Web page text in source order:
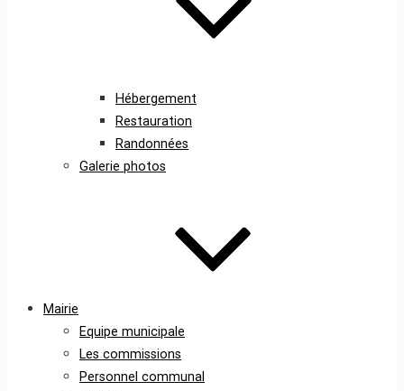
Hébergement
Restauration
Randonnées
Galerie photos
Mairie
Equipe municipale
Les commissions
Personnel communal